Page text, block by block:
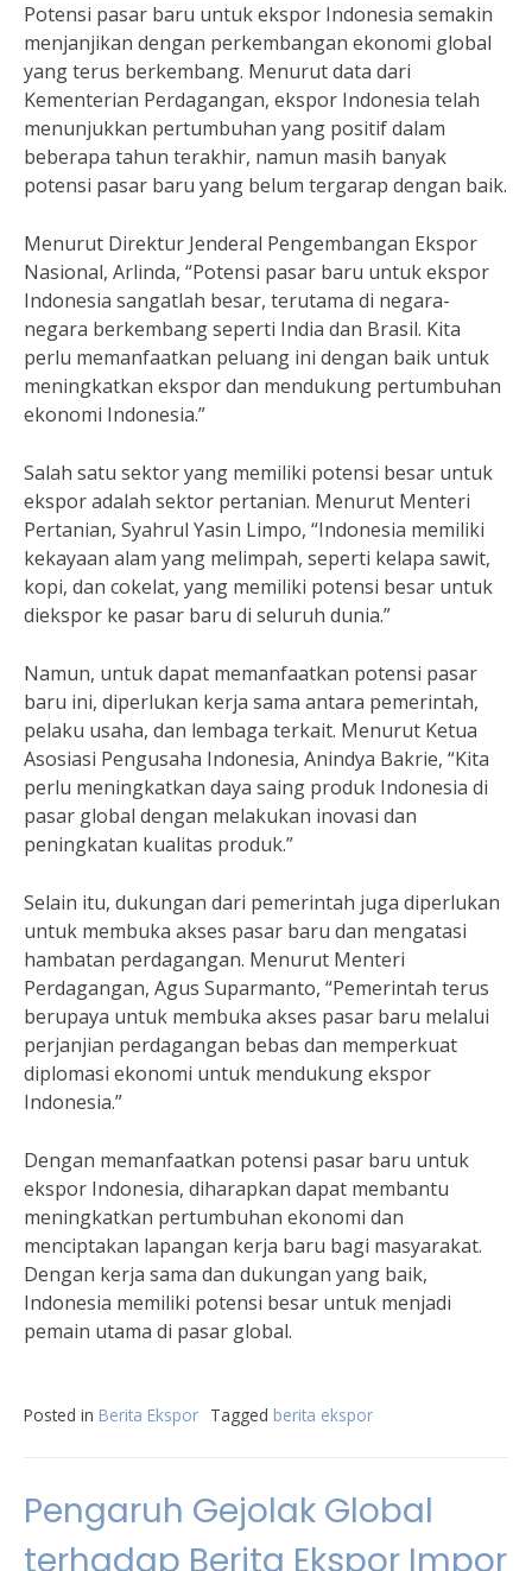
Potensi pasar baru untuk ekspor Indonesia semakin
menjanjikan dengan perkembangan ekonomi global
yang terus berkembang. Menurut data dari
Kementerian Perdagangan, ekspor Indonesia telah
menunjukkan pertumbuhan yang positif dalam
beberapa tahun terakhir, namun masih banyak
potensi pasar baru yang belum tergarap dengan baik.
Menurut Direktur Jenderal Pengembangan Ekspor
Nasional, Arlinda, “Potensi pasar baru untuk ekspor
Indonesia sangatlah besar, terutama di negara-
negara berkembang seperti India dan Brasil. Kita
perlu memanfaatkan peluang ini dengan baik untuk
meningkatkan ekspor dan mendukung pertumbuhan
ekonomi Indonesia.”
Salah satu sektor yang memiliki potensi besar untuk
ekspor adalah sektor pertanian. Menurut Menteri
Pertanian, Syahrul Yasin Limpo, “Indonesia memiliki
kekayaan alam yang melimpah, seperti kelapa sawit,
kopi, dan cokelat, yang memiliki potensi besar untuk
diekspor ke pasar baru di seluruh dunia.”
Namun, untuk dapat memanfaatkan potensi pasar
baru ini, diperlukan kerja sama antara pemerintah,
pelaku usaha, dan lembaga terkait. Menurut Ketua
Asosiasi Pengusaha Indonesia, Anindya Bakrie, “Kita
perlu meningkatkan daya saing produk Indonesia di
pasar global dengan melakukan inovasi dan
peningkatan kualitas produk.”
Selain itu, dukungan dari pemerintah juga diperlukan
untuk membuka akses pasar baru dan mengatasi
hambatan perdagangan. Menurut Menteri
Perdagangan, Agus Suparmanto, “Pemerintah terus
berupaya untuk membuka akses pasar baru melalui
perjanjian perdagangan bebas dan memperkuat
diplomasi ekonomi untuk mendukung ekspor
Indonesia.”
Dengan memanfaatkan potensi pasar baru untuk
ekspor Indonesia, diharapkan dapat membantu
meningkatkan pertumbuhan ekonomi dan
menciptakan lapangan kerja baru bagi masyarakat.
Dengan kerja sama dan dukungan yang baik,
Indonesia memiliki potensi besar untuk menjadi
pemain utama di pasar global.
Posted in Berita Ekspor Tagged berita ekspor
Pengaruh Gejolak Global
terhadap Berita Ekspor Impor